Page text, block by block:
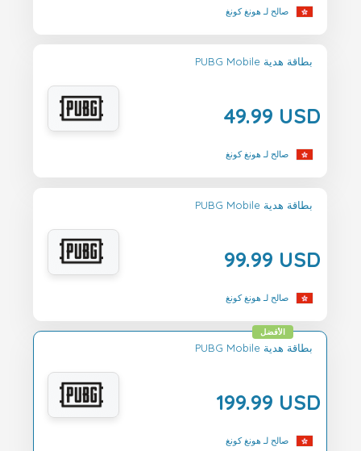
صالح لـ هونغ كونغ
PUBG Mobile بطاقة هدية
49.99 USD
صالح لـ هونغ كونغ
PUBG Mobile بطاقة هدية
99.99 USD
صالح لـ هونغ كونغ
PUBG Mobile بطاقة هدية
199.99 USD
الأفضل
صالح لـ هونغ كونغ